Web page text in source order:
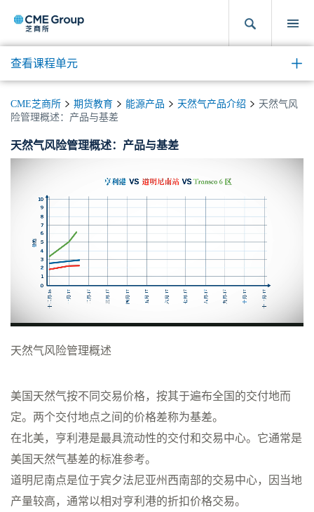
查看课程单元
CME芝商所 期货教育 能源产品 天然气产品介绍
天然气风
险管理概述：产品与基差
天然气风险管理概述：产品与基差
天然气风险管理概述
美国天然气按不同交易价格，按其于遍布全国的交付地而
定。两个交付地点之间的价格差称为基差。
在北美，亨利港是最具流动性的交付和交易中心。它通常是
美国天然气基差的标准参考。
道明尼南点是位于宾夕法尼亚州西南部的交易中心，因当地
产量较高，通常以相对亨利港的折扣价格交易。